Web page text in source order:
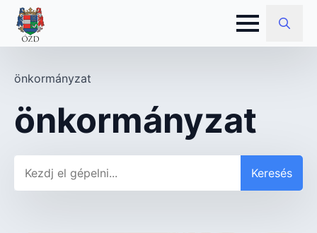
Search
önkormányzat
önkormányzat
Keresés